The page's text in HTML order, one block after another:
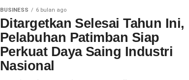
BUSINESS 6 bulan ago
Ditargetkan Selesai Tahun Ini,
Pelabuhan Patimban Siap
Perkuat Daya Saing Industri
Nasional